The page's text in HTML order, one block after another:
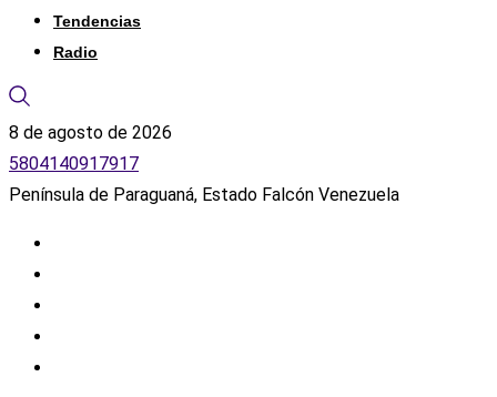
Tendencias
Radio
8 de agosto de 2026
5804140917917
Península de Paraguaná, Estado Falcón Venezuela